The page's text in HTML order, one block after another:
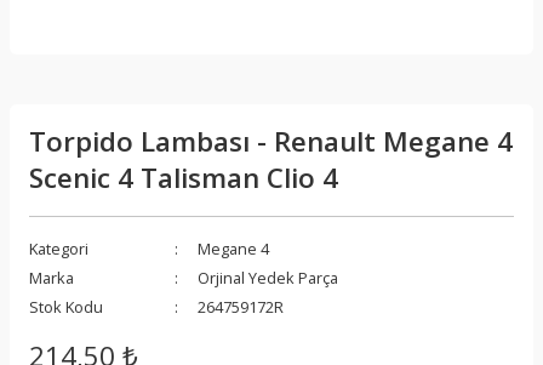
Torpido Lambası - Renault Megane 4
Scenic 4 Talisman Clio 4
Kategori
Megane 4
Marka
Orjinal Yedek Parça
Stok Kodu
264759172R
214,50 ₺